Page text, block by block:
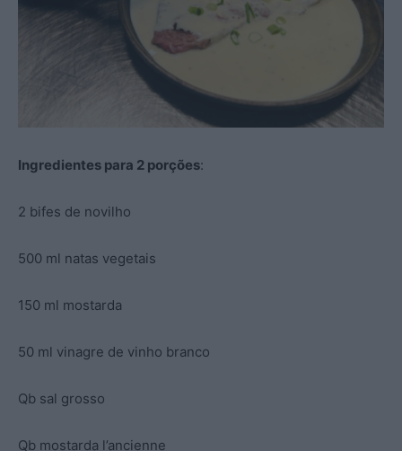
Ingredientes para 2 porções:
2 bifes de novilho
500 ml natas vegetais
150 ml mostarda
50 ml vinagre de vinho branco
Qb sal grosso
Qb mostarda l’ancienne